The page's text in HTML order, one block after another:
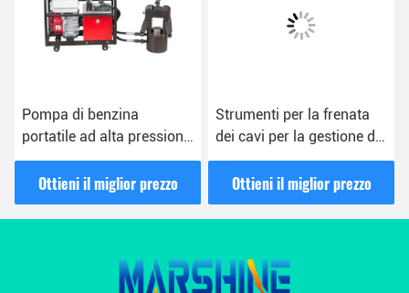
Pompa di benzina
portatile ad alta pressione
per la costruzione di linee
aeree
Ottieni il miglior prezzo
Strumenti per la frenata
dei cavi per la gestione dei
cavi e per il lavoro
elettrico
Ottieni il miglior prezzo